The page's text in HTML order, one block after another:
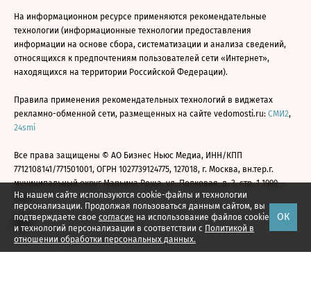
На нашем сайте используются cookie-файлы и технологии
персонализации. Продолжая пользоваться данным сайтом, вы
подтверждаете свое согласие на использование файлов cookie
и технологий персонализации в соответствии с Политикой в
отношении обработки персональных данных.
ОК
На информационном ресурсе применяются рекомендательные
технологии (информационные технологии предоставления
информации на основе сбора, систематизации и анализа сведений,
относящихся к предпочтениям пользователей сети «Интернет»,
находящихся на территории Российской Федерации).
Правила применения рекомендательных технологий в виджетах
рекламно-обменной сети, размещенных на сайте vedomosti.ru: СМИ2,
24smi
Все права защищены © АО Бизнес Ньюс Медиа, ИНН/КПП
7712108141/771501001, ОГРН 1027739124775, 127018, г. Москва, вн.тер.г.
муниципальный округ Марьина Роща, ул. Полковая, д. 3, стр. 1 1999—
2026